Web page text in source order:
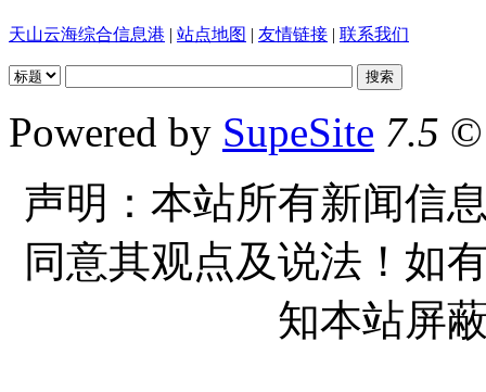
天山云海综合信息港 | 站点地图 | 友情链接 | 联系我们
Powered by SupeSite 7.5 ©
声明：本站所有新闻信
同意其观点及说法！如
知本站屏